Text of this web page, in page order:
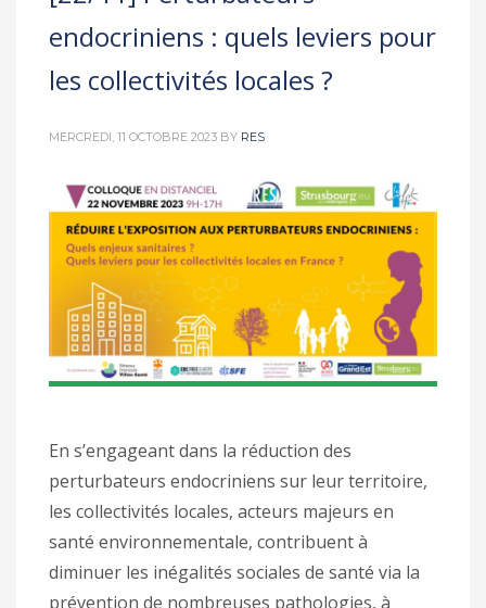
endocriniens : quels leviers pour
les collectivités locales ?
MERCREDI, 11 OCTOBRE 2023 BY RES
En s’engageant dans la réduction des
perturbateurs endocriniens sur leur territoire,
les collectivités locales, acteurs majeurs en
santé environnementale, contribuent à
diminuer les inégalités sociales de santé via la
prévention de nombreuses pathologies, à